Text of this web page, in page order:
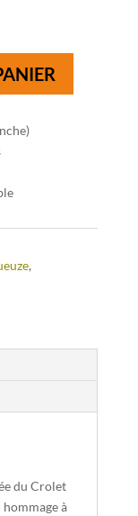
,
du Crolet
à